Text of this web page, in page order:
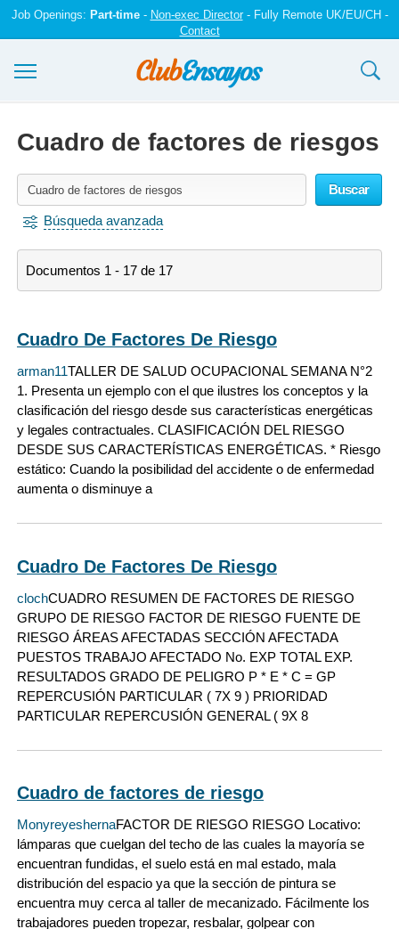
Job Openings: Part-time- Non-exec Director- Fully Remote UK/EU/CH -
Contact
Iniciar sesión
Cuadro de factores de riesgos
Buscar
Búsqueda avanzada
Documentos 1 - 17 de 17
Cuadro De Factores De Riesgo
arman11TALLER DE SALUD OCUPACIONAL SEMANA N°2
1. Presenta un ejemplo con el que ilustres los conceptos y la
clasificación del riesgo desde sus características energéticas
y legales contractuales. CLASIFICACIÓN DEL RIESGO
DESDE SUS CARACTERÍSTICAS ENERGÉTICAS. * Riesgo
estático: Cuando la posibilidad del accidente o de enfermedad
aumenta o disminuye a
Cuadro De Factores De Riesgo
clochCUADRO RESUMEN DE FACTORES DE RIESGO
GRUPO DE RIESGO FACTOR DE RIESGO FUENTE DE
RIESGO ÁREAS AFECTADAS SECCIÓN AFECTADA
PUESTOS TRABAJO AFECTADO No. EXP TOTAL EXP.
RESULTADOS GRADO DE PELIGRO P * E * C = GP
REPERCUSIÓN PARTICULAR ( 7X 9 ) PRIORIDAD
PARTICULAR REPERCUSIÓN GENERAL ( 9X 8
Cuadro de factores de riesgo
MonyreyeshernaFACTOR DE RIESGO RIESGO Locativo:
lámparas que cuelgan del techo de las cuales la mayoría se
encuentran fundidas, el suelo está en mal estado, mala
distribución del espacio ya que la sección de pintura se
encuentra muy cerca al taller de mecanizado. Fácilmente los
trabajadores pueden tropezar, resbalar, golpear con